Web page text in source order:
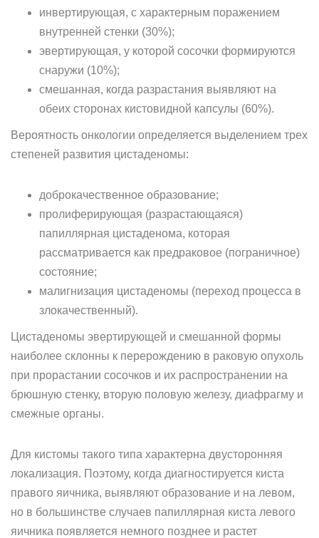
инвертирующая, с характерным поражением
внутренней стенки (30%);
эвертирующая, у которой сосочки формируются
снаружи (10%);
смешанная, когда разрастания выявляют на
обеих сторонах кистовидной капсулы (60%).
Вероятность онкологии определяется выделением трех
степеней развития цистаденомы:
доброкачественное образование;
пролиферирующая (разрастающаяся)
папиллярная цистаденома, которая
рассматривается как предраковое (пограничное)
состояние;
малигнизация цистаденомы (переход процесса в
злокачественный).
Цистаденомы эвертирующей и смешанной формы
наиболее склонны к перерождению в раковую опухоль
при прорастании сосочков и их распространении на
брюшную стенку, вторую половую железу, диафрагму и
смежные органы.
Для кистомы такого типа характерна двусторонняя
локализация. Поэтому, когда диагностируется киста
правого яичника, выявляют образование и на левом,
но в большинстве случаев папиллярная киста левого
яичника появляется немного позднее и растет